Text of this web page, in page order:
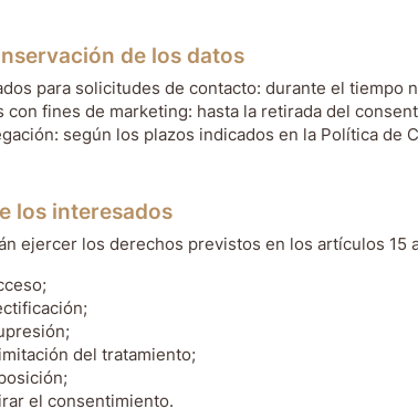
de los datos
para solicitudes de contacto: durante el tiempo
con fines de marketing: hasta la retirada del
según los plazos indicados en la Política de
los interesados
ejercer los derechos previstos en los artículos 15
del tratamiento;
el consentimiento.